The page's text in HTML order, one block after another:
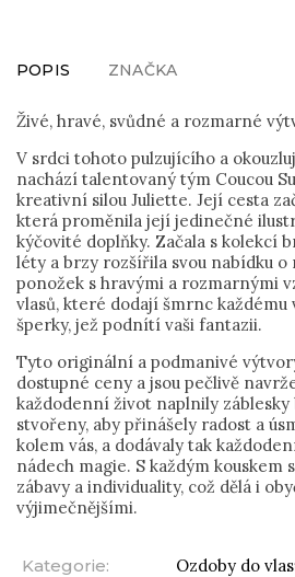
POPIS ZNAČKA
Živé, hravé, svůdné a rozmarné
V srdci tohoto pulzujícího a
nachází talentovaný tým Coucou
kreativní silou Juliette. Její cesta
která proměnila její jedinečné
kýčovité doplňky. Začala s kolekcí
léty a brzy rozšířila svou nabídku o
ponožek s hravými a rozmarnými
vlasů, které dodají šmrnc každému
šperky, jež podnítí vaši fantazii.
Tyto originální a podmanivé
dostupné ceny a jsou pečlivě
každodenní život naplnily záblesky
stvořeny, aby přinášely radost a
kolem vás, a dodávaly tak
nádech magie. S každým
zábavy a individuality, což dělá i
výjimečnějšími.
Kategorie:
Ozdoby do